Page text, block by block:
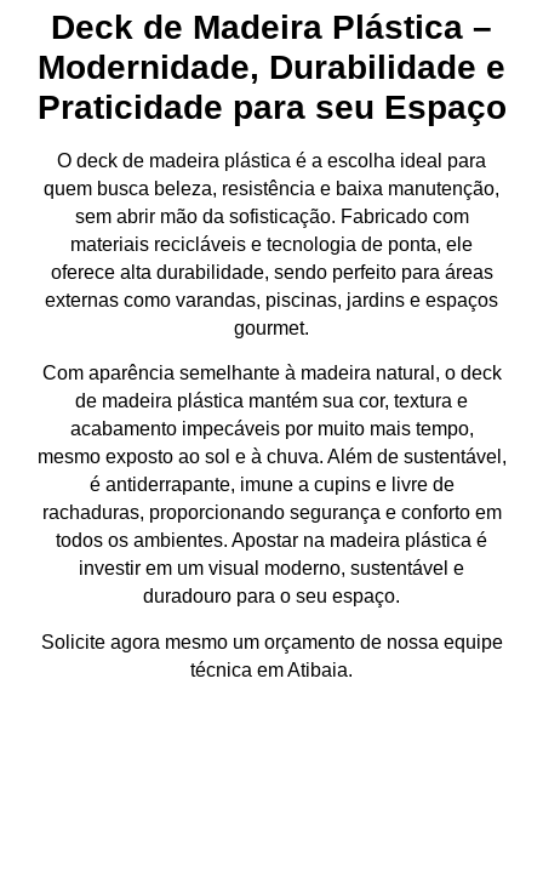
Deck de Madeira Plástica –
Modernidade, Durabilidade e
Praticidade para seu Espaço
O deck de madeira plástica é a escolha ideal para
quem busca beleza, resistência e baixa manutenção,
sem abrir mão da sofisticação. Fabricado com
materiais recicláveis e tecnologia de ponta, ele
oferece alta durabilidade, sendo perfeito para áreas
externas como varandas, piscinas, jardins e espaços
gourmet.
Com aparência semelhante à madeira natural, o deck
de madeira plástica mantém sua cor, textura e
acabamento impecáveispor muito mais tempo,
mesmo exposto ao sol e à chuva. Além de sustentável,
é antiderrapante, imune a cupins e livre de
rachaduras, proporcionando segurança e confortoem
todos os ambientes. Apostar na madeira plástica é
investir em um visual moderno, sustentável e
duradouro para o seu espaço.
Solicite agora mesmo um orçamento de nossa equipe
técnica em Atibaia.